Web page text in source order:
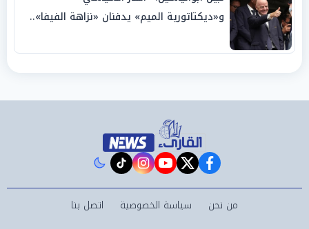
و«ديكتاتورية الميم» يدفنان «نزاهة الفيفا»..
facebook
twitter
youtube
instagram
tiktok
من نحن سياسة الخصوصية اتصل بنا